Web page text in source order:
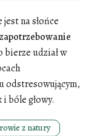
na słońce
bierze udział w
odstresowującym,
bóle głowy.
z natury